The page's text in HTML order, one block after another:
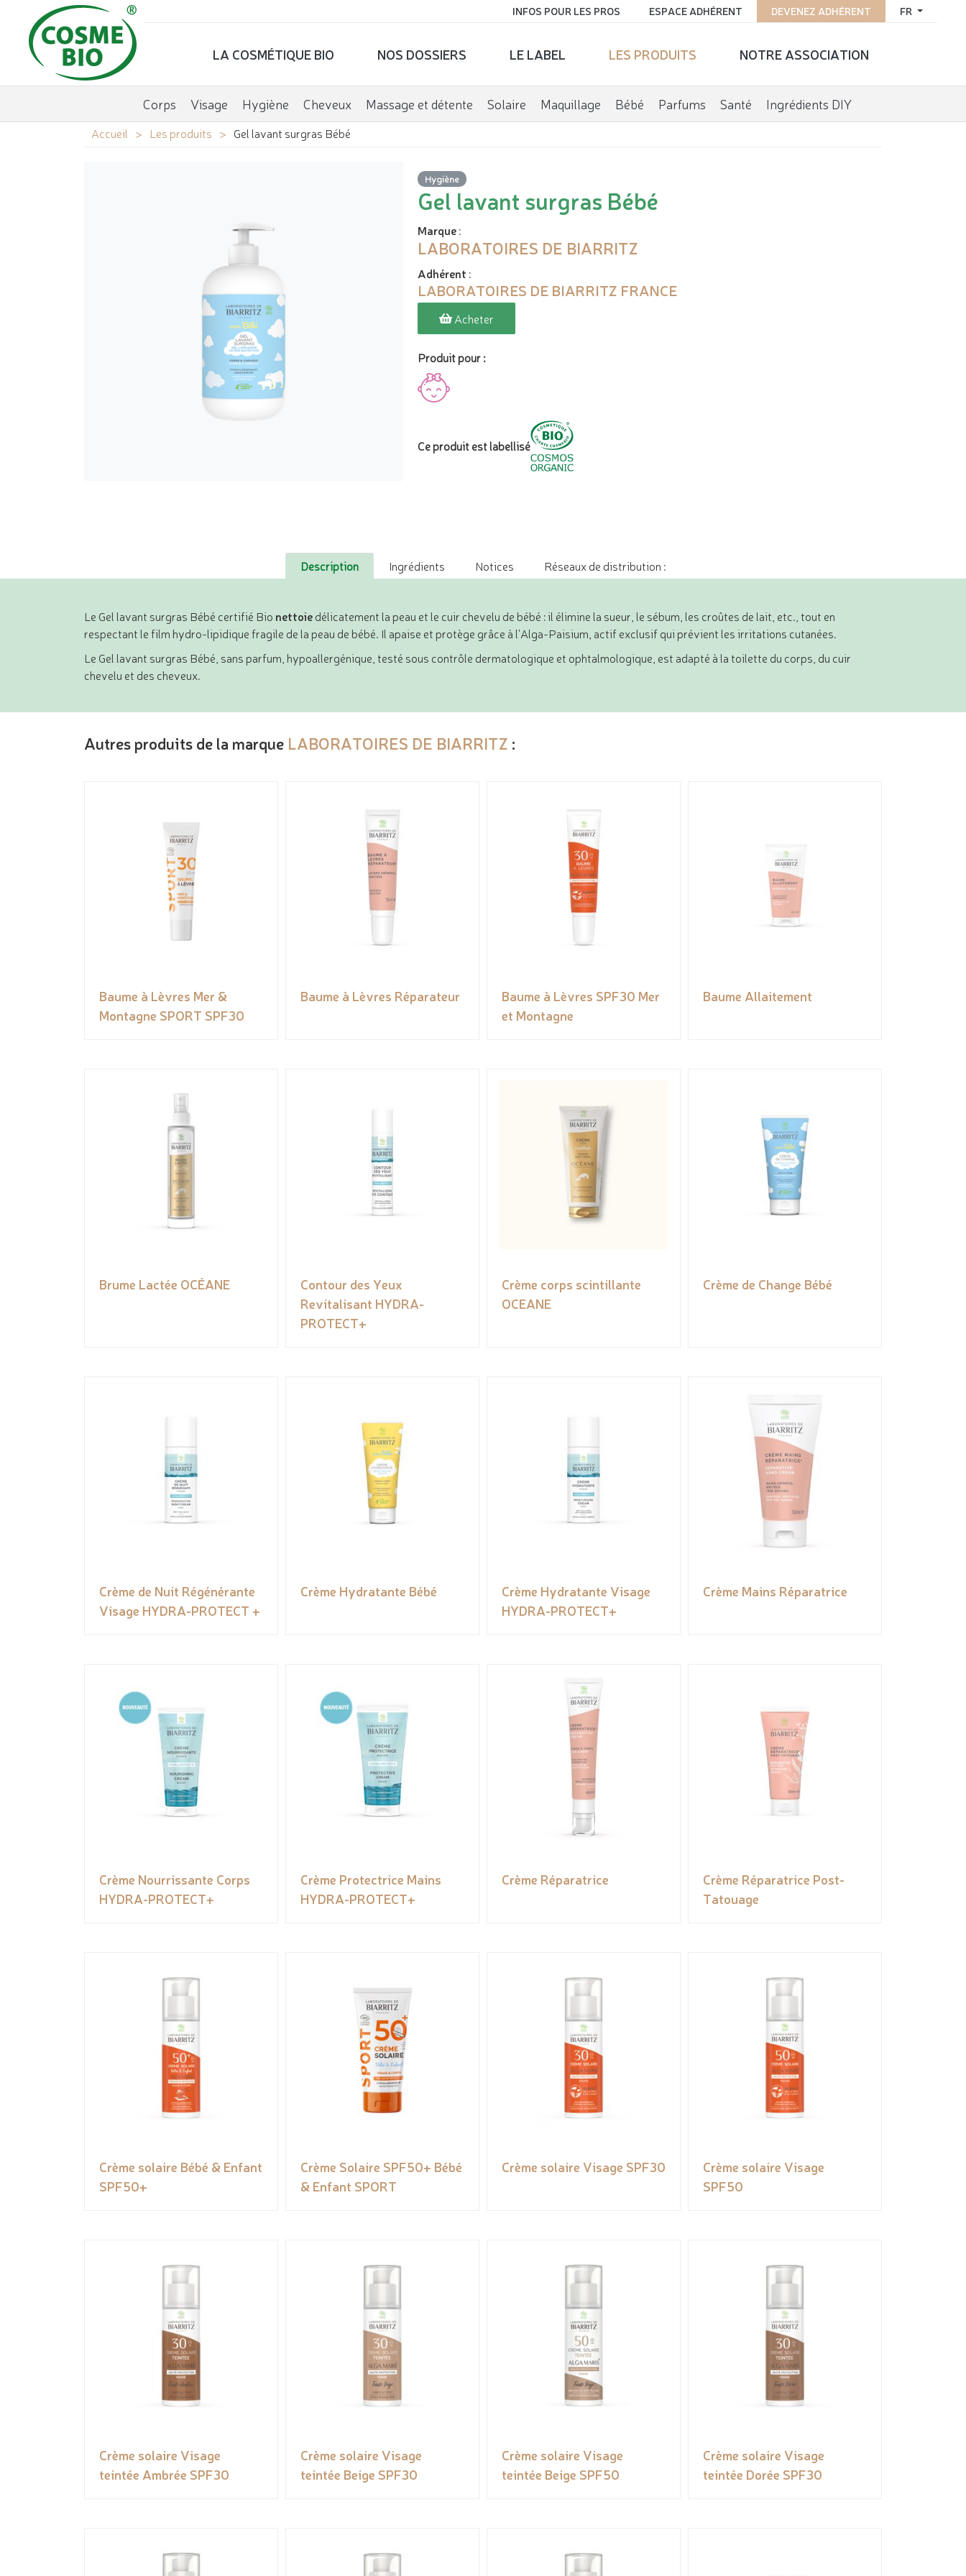
FR
DEVENEZ ADHÉRENT
ESPACE ADHÉRENT
INFOS POUR LES PROS
LA COSMÉTIQUE BIO NOS DOSSIERS LE LABEL LES PRODUITS NOTRE ASSOCIATION
Corps Visage Hygiène Cheveux Massage et détente Solaire Maquillage Bébé Parfums Santé Ingrédients DIY
Accueil Les produits Gel lavant surgras Bébé
Hygiène
Gel lavant surgras Bébé
Marque:
LABORATOIRES DE BIARRITZ
Adhérent :
LABORATOIRES DE BIARRITZ FRANCE
Acheter
Produit pour :
Ce produit est labellisé
Description Ingrédients Notices Réseaux de distribution :
Le Gel lavant surgras Bébé certifié Bio nettoiedélicatement la peau et le cuir chevelu de bébé : il élimine la sueur, le sébum, les croûtes de lait, etc., tout en
respectant le film hydro-lipidique fragile de la peau de bébé. Il apaise et protège grâce à l'Alga-Paisium, actif exclusif qui prévient les irritations cutanées.
Le Gel lavant surgras Bébé, sans parfum, hypoallergénique, testé sous contrôle dermatologique et ophtalmologique, est adapté à la toilette du corps, du cuir
chevelu et des cheveux.
Autres produits de la marque LABORATOIRES DE BIARRITZ :
Baume à Lèvres Mer &
Montagne SPORT SPF30
Baume à Lèvres Réparateur
Baume à Lèvres SPF30 Mer
et Montagne
Baume Allaitement
Brume Lactée OCÉANE
Contour des Yeux
Revitalisant HYDRA-
PROTECT+
Crème corps scintillante
OCEANE
Crème de Change Bébé
Crème de Nuit Régénérante
Visage HYDRA-PROTECT +
Crème Hydratante Bébé
Crème Hydratante Visage
HYDRA-PROTECT+
Crème Mains Réparatrice
Crème Nourrissante Corps
HYDRA-PROTECT+
Crème Protectrice Mains
HYDRA-PROTECT+
Crème Réparatrice
Crème Réparatrice Post-
Tatouage
Crème solaire Bébé & Enfant
SPF50+
Crème Solaire SPF50+ Bébé
& Enfant SPORT
Crème solaire Visage SPF30
Crème solaire Visage
SPF50
Crème solaire Visage
teintée Ambrée SPF30
Crème solaire Visage
teintée Beige SPF30
Crème solaire Visage
teintée Beige SPF50
Crème solaire Visage
teintée Dorée SPF30